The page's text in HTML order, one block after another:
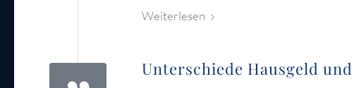
Weiterlesen
Unterschiede Hausgeld